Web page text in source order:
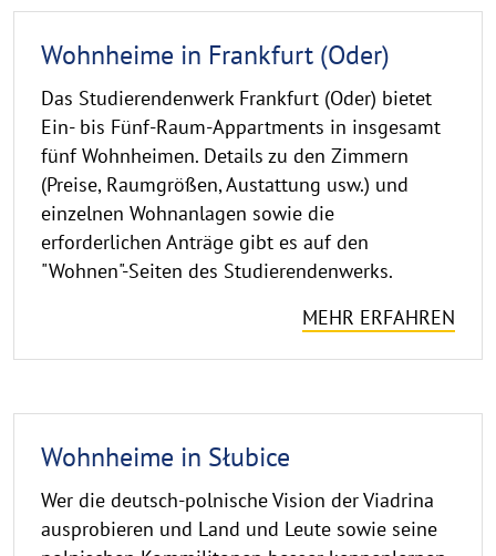
Wohnheime in Frankfurt (Oder)
Das Studierendenwerk Frankfurt (Oder) bietet
Ein- bis Fünf-Raum-Appartments in insgesamt
fünf Wohnheimen. Details zu den Zimmern
(Preise, Raumgrößen, Austattung usw.) und
einzelnen Wohnanlagen sowie die
erforderlichen Anträge gibt es auf den
"Wohnen"-Seiten des Studierendenwerks.
MEHR ERFAHREN
Wohnheime in Słubice
Wer die deutsch-polnische Vision der Viadrina
ausprobieren und Land und Leute sowie seine